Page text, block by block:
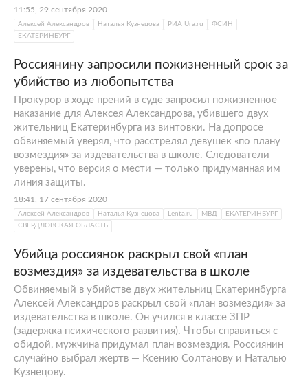
11:55, 29 сентября 2020
Алексей Александров Наталья Кузнецова РИА Ura.ru
ФСИН
ЕКАТЕРИНБУРГ
Россиянину запросили пожизненный срок за
убийство из любопытства
Прокурор в ходе прений в суде запросил пожизненное
наказание для Алексея Александрова, убившего двух
жительниц Екатеринбурга из винтовки. На допросе
обвиняемый уверял, что расстрелял девушек «по плану
возмездия» за издевательства в школе. Следователи
уверены, что версия о мести — только придуманная им
линия защиты.
18:41, 17 сентября 2020
Алексей Александров Наталья Кузнецова Lenta.ru МВД
ЕКАТЕРИНБУРГ
СВЕРДЛОВСКАЯ ОБЛАСТЬ
Убийца россиянок раскрыл свой «план
возмездия» за издевательства в школе
Обвиняемый в убийстве двух жительниц Екатеринбурга
Алексей Александров раскрыл свой «план возмездия» за
издевательства в школе. Он учился в классе ЗПР
(задержка психического развития). Чтобы справиться с
обидой, мужчина придумал план возмездия. Россиянин
случайно выбрал жертв — Ксению Солтанову и Наталью
Кузнецову.